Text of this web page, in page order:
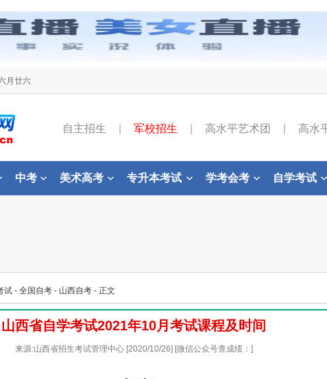
月廿六
自主招生 军校招生 高水平艺术团 高水
中考 美术高考 专升本考试 学考会考 自学考试
试 - 全国自考 - 山西自考 - 正文
山西省自学考试2021年10月考试课程及时间
来源:山西省招生考试管理中心 [2020/10/26] [微信公众号查成绩：]